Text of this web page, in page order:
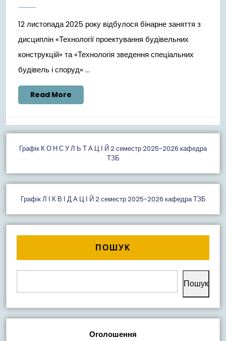
12 листопада 2025 року відбулося бінарне заняття з
дисциплін «Технології проектування будівельних
конструкцій» та «Технологія зведення спеціальних
будівель і споруд» ...
Read More
More
Графiк К О Н С У Л Ь Т А Ц І Й 2 семестр 2025-2026 кафедра
ТЗБ
Графік Л І К В І Д А Ц І Й 2 семестр 2025-2026 кафедра ТЗБ
ПОШУК
Пошук
Оголошення